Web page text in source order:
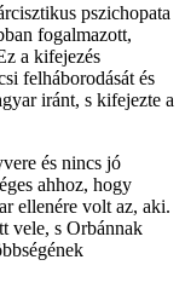
pszichopata
fogalmazott,
a kifejezés
felháborodását és
iránt, s kifejezte a
és nincs jó
ahhoz, hogy
ellenére volt az, aki.
vele, s Orbánnak